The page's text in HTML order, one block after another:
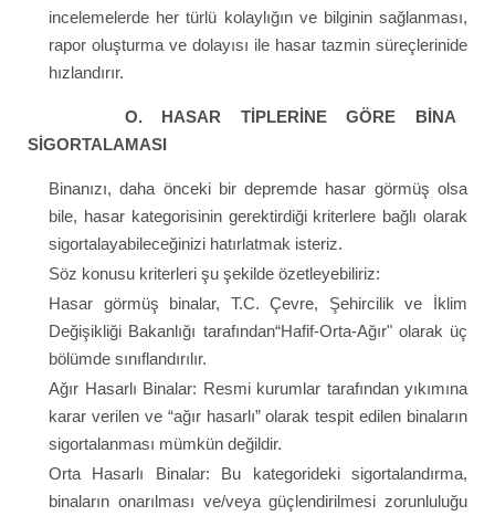
incelemelerde her türlü kolaylığın ve bilginin sağlanması,
rapor oluşturma ve dolayısı ile hasar tazmin süreçlerinide
hızlandırır.
O. HASAR TİPLERİNE GÖRE BİNA
SİGORTALAMASI
Binanızı, daha önceki bir depremde hasar görmüş olsa
bile, hasar kategorisinin gerektirdiği kriterlere bağlı olarak
sigortalayabileceğinizi hatırlatmak isteriz.
Söz konusu kriterleri şu şekilde özetleyebiliriz:
Hasar görmüş binalar, T.C. Çevre, Şehircilik ve İklim
Değişikliği Bakanlığı tarafından“Hafif-Orta-Ağır" olarak üç
bölümde sınıflandırılır.
Ağır Hasarlı Binalar: Resmi kurumlar tarafından yıkımına
karar verilen ve “ağır hasarlı” olarak tespit edilen binaların
sigortalanması mümkün değildir.
Orta Hasarlı Binalar: Bu kategorideki sigortalandırma,
binaların onarılması ve/veya güçlendirilmesi zorunluluğu